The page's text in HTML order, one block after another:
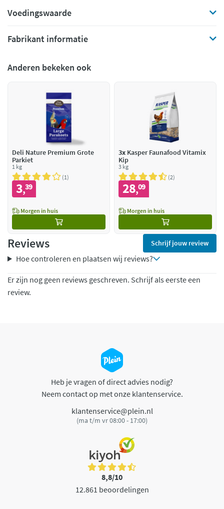
Voedingswaarde
Fabrikant informatie
Anderen bekeken ook
Deli Nature Premium Grote
Parkiet
1 kg
1
3,39
Morgen in huis
3x Kasper Faunafood Vitamix
Kip
3 kg
2
28,09
Morgen in huis
Reviews Schrijf jouw review
Hoe controleren en plaatsen wij reviews?
Er zijn nog geen reviews geschreven. Schrijf als eerste een
review.
Heb je vragen of direct advies nodig?
Neem contact op met onze klantenservice.
klantenservice@plein.nl
(ma t/m vr 08:00 - 17:00)
8,8/10
12.861 beoordelingen